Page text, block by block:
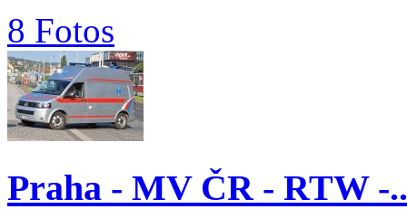
8 Fotos
Praha - MV ČR - RTW -